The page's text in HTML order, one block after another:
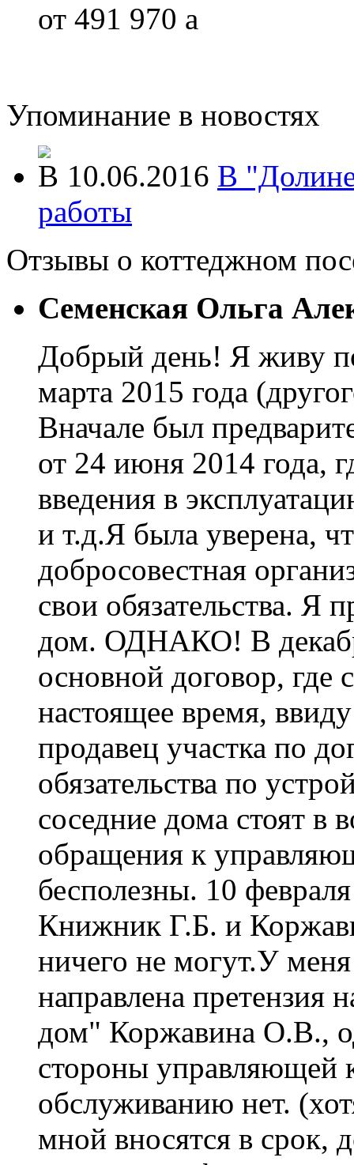
от 491 970 a
Упоминание в новостях
10.06.2016 В
работы
Отзывы о коттеджном
Семенская Ольга
Добрый день! Я живу
марта 2015 года
Вначале был
от 24 июня 2014 года,
введения в
и т.д.Я была уверена,
добросовестная
свои обязательства. Я
дом. ОДНАКО! В
основной договор,
настоящее время,
продавец участка по
обязательства по
соседние дома стоят в
обращения к
бесполезны. 10
Книжник Г.Б. и
ничего не могут.У
направлена претензия
дом" Коржавина О.В.,
стороны управляющей
обслуживанию нет.
мной вносятся в срок,